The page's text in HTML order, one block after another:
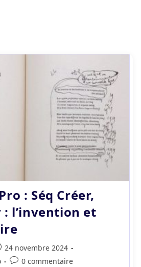
: Séq Créer,
l’invention et
:
24 novembre 2024
Commentaires
0 commentaire